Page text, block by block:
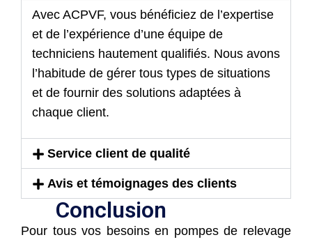
Avec ACPVF, vous bénéficiez de l’expertise
et de l’expérience d’une équipe de
techniciens hautement qualifiés. Nous avons
l’habitude de gérer tous types de situations
et de fournir des solutions adaptées à
chaque client.
Service client de qualité
Avis et témoignages des clients
Conclusion
Pour tous vos besoins en pompes de relevage